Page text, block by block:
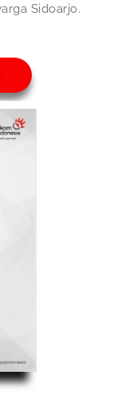
Sidoarjo.